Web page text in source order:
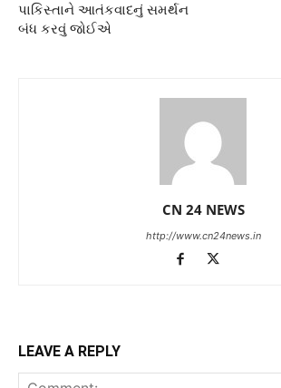
પાકિસ્તાને આતંકવાદનું સમર્થન
બંધ કરવું જોઈએ
CN 24 NEWS
http://www.cn24news.in
LEAVE A REPLY